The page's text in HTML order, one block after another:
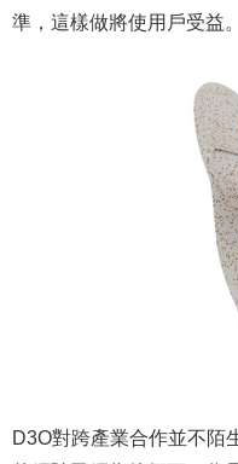
準，這樣做將使用戶受益。
D3O對跨產業合作並不陌